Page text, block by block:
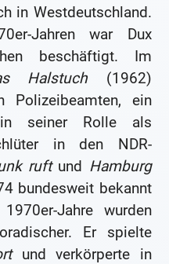
in Westdeutschland.
Jahren war Dux
beschäftigt. Im
Halstuch (1962)
Polizeibeamten, ein
seiner Rolle als
in den NDR-
ruftund Hamburg
bundesweit bekannt
Jahre wurden
Er spielte
und verkörperte in